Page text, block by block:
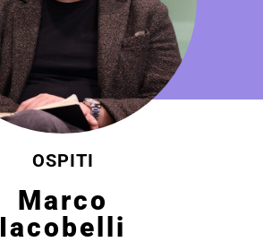
OSPITI
Marco
Iacobelli